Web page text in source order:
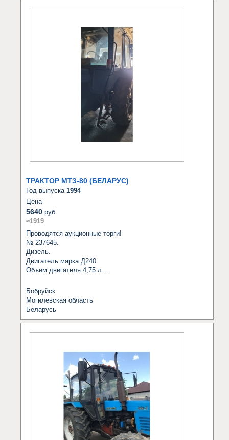
ТРАКТОР МТЗ-80 (БЕЛАРУС)
Год выпуска 1994
Цена
5640 руб
≈1919
Проводятся аукционные торги!
№ 237645.
Дизель.
Двигатель марка Д240.
Объем двигателя 4,75 л....
Бобруйск
Могилёвская область
Беларусь